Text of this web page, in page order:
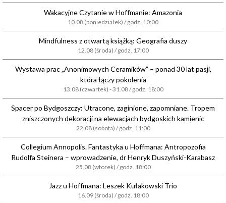
Wakacyjne Czytanie w Hoffmanie: Amazonia
10.08 (poniedziałek) / godz. 10:00
Mindfulness z otwartą książką: Geografia duszy
12.08 (środa) / godz. 17:00
Wystawa prac „Anonimowych Ceramików” – ponad 30 lat pasji,
która łączy pokolenia
13.08 (czwartek) - 31.08 / godz. 18:00
Spacer po Bydgoszczy: Utracone, zaginione, zapomniane. Tropem
zniszczonych dekoracji na elewacjach bydgoskich kamienic
22.08 (sobota) / godz. 11:00
Collegium Annopolis. Fantastyka u Hoffmana: Antropozofia
Rudolfa Steinera – wprowadzenie, dr Henryk Duszyński-Karabasz
25.08 (wtorek) / godz. 18:00
Jazz u Hoffmana: Leszek Kułakowski Trio
16.09 (środa) / godz. 18:00